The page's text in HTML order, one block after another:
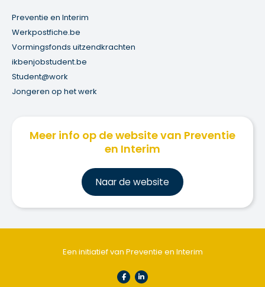
Preventie en Interim
Werkpostfiche.be
Vormingsfonds uitzendkrachten
ikbenjobstudent.be
Student@work
Jongeren op het werk
Meer info op de website van Preventie
en Interim
Naar de website
Een initiatief van Preventie en Interim